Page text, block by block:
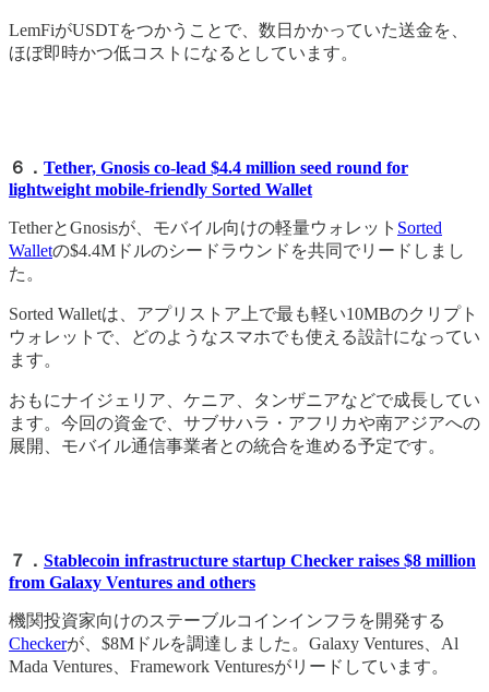
LemFiがUSDTをつかうことで、数日かかっていた送金を、
ほぼ即時かつ低コストになるとしています。
６． Tether, Gnosis co-lead $4.4 million seed round for
lightweight mobile-friendly Sorted Wallet
TetherとGnosisが、モバイル向けの軽量ウォレット Sorted
Walletの$4.4Mドルのシードラウンドを共同でリードしまし
た。
Sorted Walletは、アプリストア上で最も軽い10MBのクリプト
ウォレットで、どのようなスマホでも使える設計になってい
ます。
おもにナイジェリア、ケニア、タンザニアなどで成長してい
ます。今回の資金で、サブサハラ・アフリカや南アジアへの
展開、モバイル通信事業者との統合を進める予定です。
７． Stablecoin infrastructure startup Checker raises $8 million
from Galaxy Ventures and others
機関投資家向けのステーブルコインインフラを開発する
Checkerが、$8Mドルを調達しました。Galaxy Ventures、Al
Mada Ventures、Framework Venturesがリードしています。